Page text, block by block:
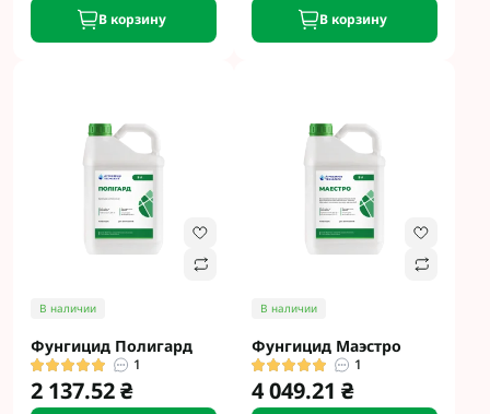
В корзину В корзину
В наличии
Фунгицид Полигард
1
2 137.52 ₴
В наличии
Фунгицид Маэстро
1
4 049.21 ₴